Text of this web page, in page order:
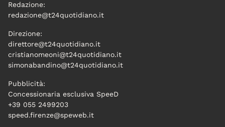
Redazione:
redazione@t24quotidiano.it
Direzione:
direttore@t24quotidiano.it
cristianomeoni@t24quotidiano.it
simonabandino@t24quotidiano.it
Pubblicità:
Concessionaria esclusiva SpeeD
+39 055 2499203
speed.firenze@speweb.it